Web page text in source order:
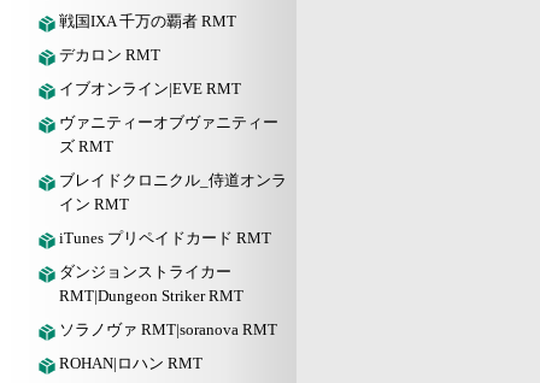
戦国IXA 千万の覇者 RMT
デカロン RMT
イブオンライン|EVE RMT
ヴァニティーオブヴァニティー
ズ RMT
ブレイドクロニクル_侍道オンラ
イン RMT
iTunes プリペイドカード RMT
ダンジョンストライカー
RMT|Dungeon Striker RMT
ソラノヴァ RMT|soranova RMT
ROHAN|ロハン RMT